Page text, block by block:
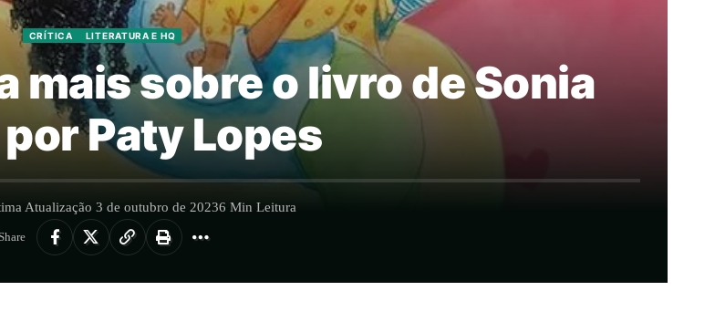
CRÍTICA LITERATURA E HQ
mais sobre o livro de Sonia
por Paty Lopes
Atualização 3 de outubro de 20236 Min Leitura